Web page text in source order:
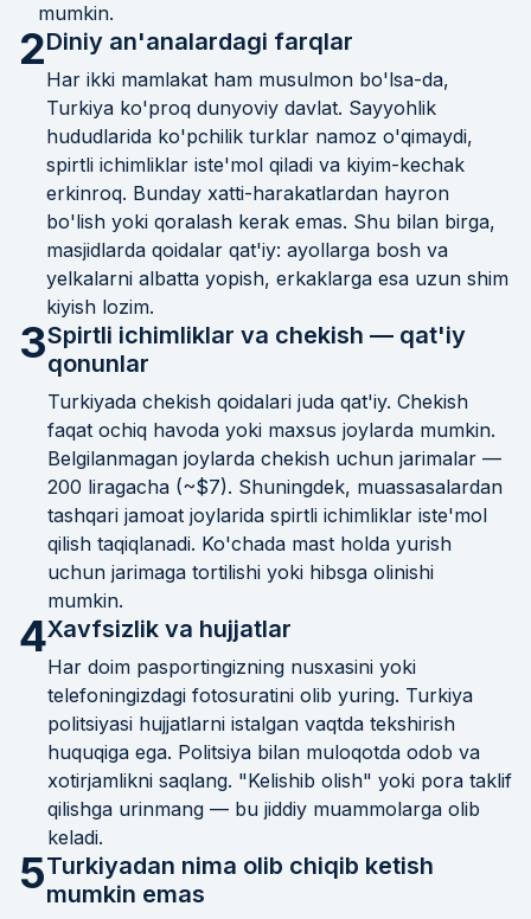
mumkin.
2Diniy an'analardagi farqlar
Har ikki mamlakat ham musulmon bo'lsa-da,
Turkiya ko'proq dunyoviy davlat. Sayyohlik
hududlarida ko'pchilik turklar namoz o'qimaydi,
spirtli ichimliklar iste'mol qiladi va kiyim-kechak
erkinroq. Bunday xatti-harakatlardan hayron
bo'lish yoki qoralash kerak emas. Shu bilan birga,
masjidlarda qoidalar qat'iy: ayollarga bosh va
yelkalarni albatta yopish, erkaklarga esa uzun shim
kiyish lozim.
3Spirtli ichimliklar va chekish — qat'iy
qonunlar
Turkiyada chekish qoidalari juda qat'iy. Chekish
faqat ochiq havoda yoki maxsus joylarda mumkin.
Belgilanmagan joylarda chekish uchun jarimalar —
200 liragacha (~$7). Shuningdek, muassasalardan
tashqari jamoat joylarida spirtli ichimliklar iste'mol
qilish taqiqlanadi. Ko'chada mast holda yurish
uchun jarimaga tortilishi yoki hibsga olinishi
mumkin.
4Xavfsizlik va hujjatlar
Har doim pasportingizning nusxasini yoki
telefoningizdagi fotosuratini olib yuring. Turkiya
politsiyasi hujjatlarni istalgan vaqtda tekshirish
huquqiga ega. Politsiya bilan muloqotda odob va
xotirjamlikni saqlang. "Kelishib olish" yoki pora taklif
qilishga urinmang — bu jiddiy muammolarga olib
keladi.
5Turkiyadan nima olib chiqib ketish
mumkin emas